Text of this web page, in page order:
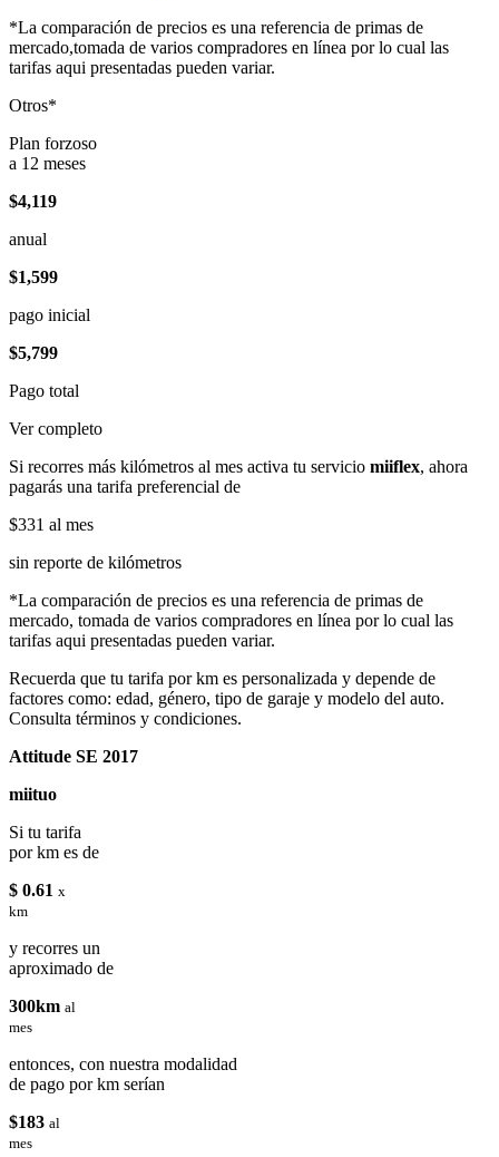
*La comparación de precios es una referencia de primas de
mercado,tomada de varios compradores en línea por lo cual las
tarifas aqui presentadas pueden variar.
Otros*
Plan forzoso
a 12 meses
$4,119
anual
$1,599
pago inicial
$5,799
Pago total
Ver completo
Si recorres más kilómetros al mes activa tu servicio miiflex, ahora
pagarás una tarifa preferencial de
$331 al mes
sin reporte de kilómetros
*La comparación de precios es una referencia de primas de
mercado, tomada de varios compradores en línea por lo cual las
tarifas aqui presentadas pueden variar.
Recuerda que tu tarifa por km es personalizada y depende de
factores como: edad, género, tipo de garaje y modelo del auto.
Consulta términos y condiciones.
Attitude SE 2017
miituo
Si tu tarifa
por km es de
$ 0.61 x
km
y recorres un
aproximado de
300km al
mes
entonces, con nuestra modalidad
de pago por km serían
$183 al
mes